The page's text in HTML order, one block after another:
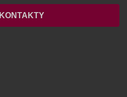
KONTAKTY